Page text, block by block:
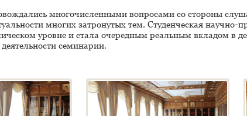
многочисленными вопросами со стороны
многих затронутых тем. Студенческая
уровне и стала очередным реальным вкладом в
семинарии.